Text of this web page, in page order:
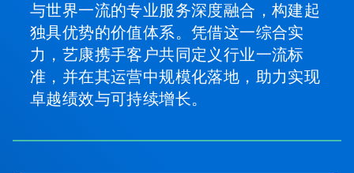
与世界一流的专业服务深度融合，构建起
独具优势的价值体系。凭借这一综合实
力，艺康携手客户共同定义行业一流标
准，并在其运营中规模化落地，助力实现
卓越绩效与可持续增长。